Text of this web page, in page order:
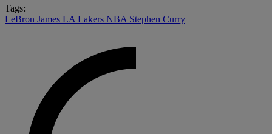
Tags:
LeBron James LA Lakers NBA Stephen Curry